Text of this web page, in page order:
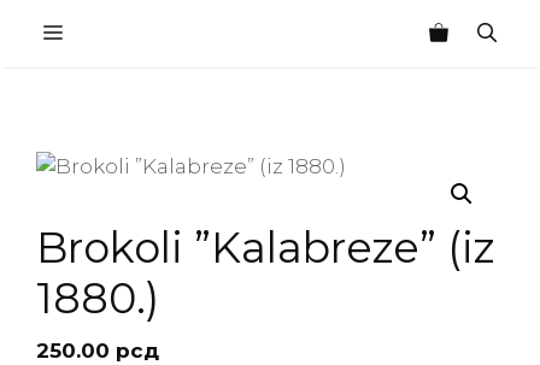
MENU
Brokoli ”Kalabreze” (iz
1880.)
250.00 рсд